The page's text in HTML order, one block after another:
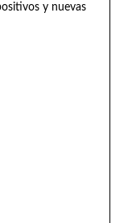
y nuevas